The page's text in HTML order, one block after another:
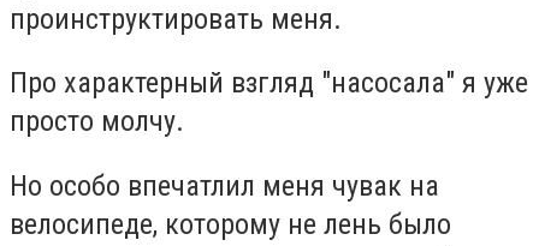
проинструктировать меня.
Про характерный взгляд "насосала" я уже
просто молчу.
Но особо впечатлил меня чувак на
велосипеде, которому не лень было